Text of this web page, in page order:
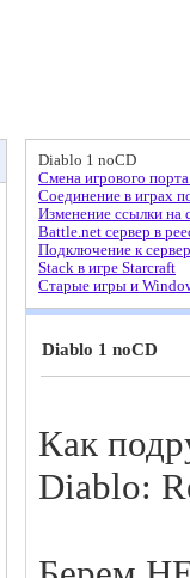
Diablo 1 noCD
Смена игрового
Соединение в играх
Изменение ссылки на
Battle.net сервер в
Подключение к
Stack в игре Starcraft
Старые игры и
Diablo 1 noCD
Как
Diablo: